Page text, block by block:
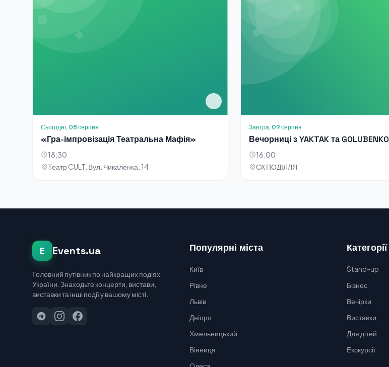
Сьогодні, 08 серпня
«Гра-імпровізація Театральна Мафія»
18:30
Театр CULT. Вул. Чикаленка, 14
Завтра, 09 серпня
Вечорниці з YAKTAK та GOLUBENKO
16:00
СК ПОДІЛЛЯ
E Events.ua
Головний путівник по найкращих подіях
України. Знаходьте концерти, вистави,
виставки та інші події у вашому місті.
Популярні міста
Київ
Рівне
Львів
Дніпро
Хмельницький
Вінниця
Категорії
Stand-up
Бізнес
Вечірки
Виставки
Для дітей
Екскурсії